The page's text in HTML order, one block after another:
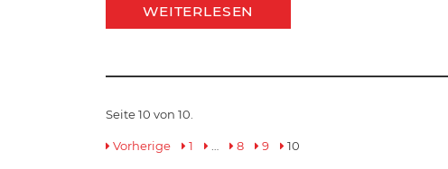
WEITERLESEN
Seite 10 von 10.
Vorherige 1 8 9 10